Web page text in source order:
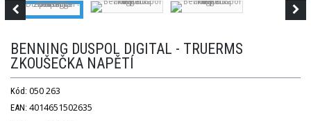
BENNING DUSPOL DIGITAL - TRUERMS
ZKOUŠEČKA NAPĚTÍ
Kód: 050 263
EAN: 4014651502635